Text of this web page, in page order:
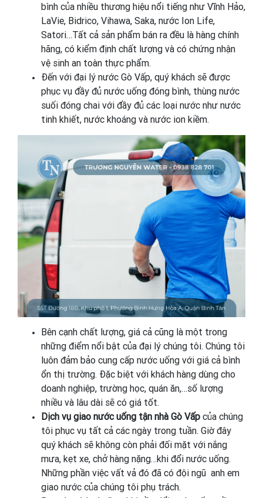
bình của nhiều thương hiệu nổi tiếng như Vĩnh Hảo,
LaVie, Bidrico, Vihawa, Saka, nước Ion Life,
Satori…Tất cả sản phẩm bán ra đều là hàng chính
hãng, có kiểm định chất lượng và có chứng nhận
vệ sinh an toàn thực phẩm.
Đến với đại lý nước Gò Vấp, quý khách sẽ được
phục vụ đầy đủ nước uống đóng bình, thùng nước
suối đóng chai với đầy đủ các loại nước như nước
tinh khiết, nước khoáng và nước ion kiềm.
Bên cạnh chất lượng, giá cả cũng là một trong
những điểm nổi bật của đại lý chúng tôi. Chúng tôi
luôn đảm bảo cung cấp nước uống với giá cả bình
ổn thị trường. Đặc biệt với khách hàng dùng cho
doanh nghiệp, trường học, quán ăn,…số lượng
nhiều và lâu dài sẽ có giá tốt.
Dịch vụ giao nước uống tận nhà Gò Vấp của chúng
tôi phục vụ tất cả các ngày trong tuần. Giờ đây
quý khách sẽ không còn phải đối mặt với nắng
mưa, kẹt xe, chở hàng nặng…khi đổi nước uống.
Những phần việc vất vả đó đã có đội ngũ anh em
giao nước của chúng tôi phụ trách.